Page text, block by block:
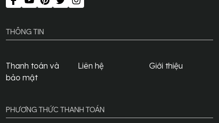
THÔNG TIN
Thanh toán và
bảo mật
Liên hệ Giới thiệu
PHƯƠNG THỨC THANH TOÁN